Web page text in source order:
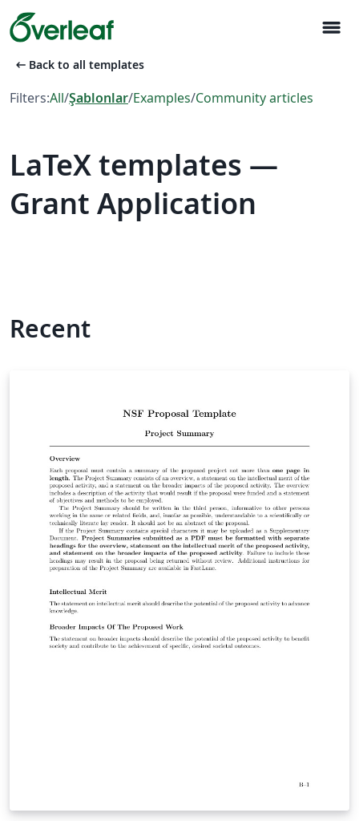
menu
arrow_left_alt Back to all templates
Filters:All/Şablonlar/Examples/Community articles
LaTeX templates —
Grant Application
Recent